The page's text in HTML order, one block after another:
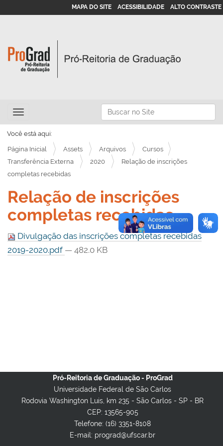
Busca
Busca Avançada…
MAPA DO SITE ACESSIBILIDADE ALTO CONTRASTE
Toggle navigation
Você está aqui:
Página Inicial Assets Arquivos
Cursos
Transferência Externa
2020
Relação de inscrições
completas recebidas
Relação de inscrições
completas recebidas
Divulgação das inscrições completas recebidas
2019-2020.pdf — 482.0 KB
Pró-Reitoria de Graduação - ProGrad
Universidade Federal de São Carlos
Rodovia Washington Luis, km 235 - São Carlos - SP - BR
CEP: 13565-905
Telefone: (16) 3351-8108
E-mail: prograd@ufscar.br